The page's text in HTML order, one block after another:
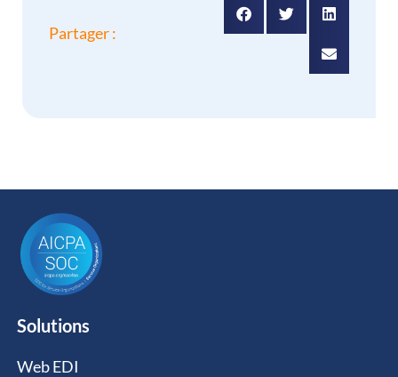
Partager :
Solutions
Web EDI